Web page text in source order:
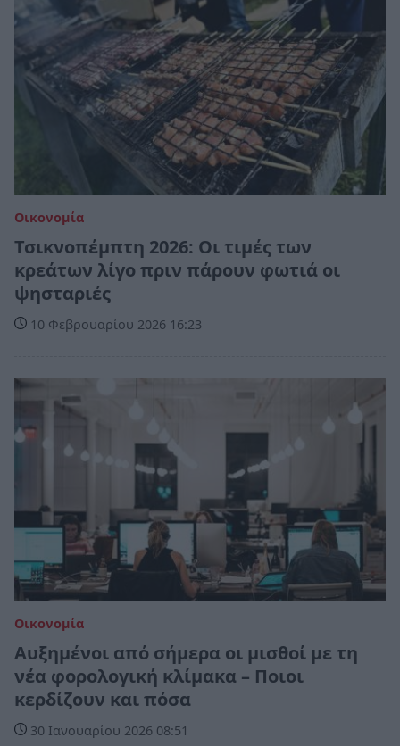
Οικονομία
Τσικνοπέμπτη 2026: Οι τιμές των
κρεάτων λίγο πριν πάρουν φωτιά οι
ψησταριές
10 Φεβρουαρίου 2026 16:23
Οικονομία
Αυξημένοι από σήμερα οι μισθοί με τη
νέα φορολογική κλίμακα – Ποιοι
κερδίζουν και πόσα
30 Ιανουαρίου 2026 08:51